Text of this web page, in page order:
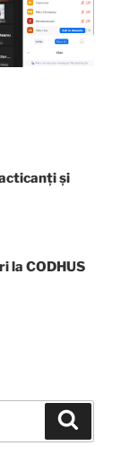
și
la CODHUS